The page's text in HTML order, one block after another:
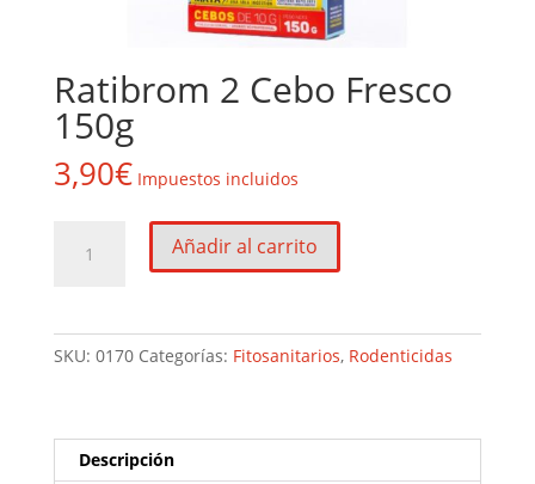
Ratibrom 2 Cebo Fresco
150g
3,90€ Impuestos incluidos
Añadir al carrito
SKU: 0170 Categorías: Fitosanitarios, Rodenticidas
Descripción